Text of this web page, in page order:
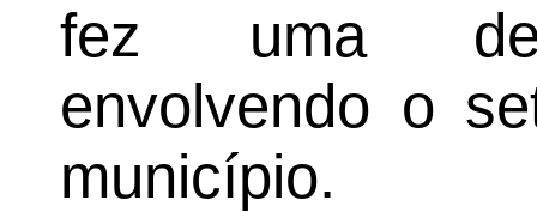
fez uma
envolvendo o
município.